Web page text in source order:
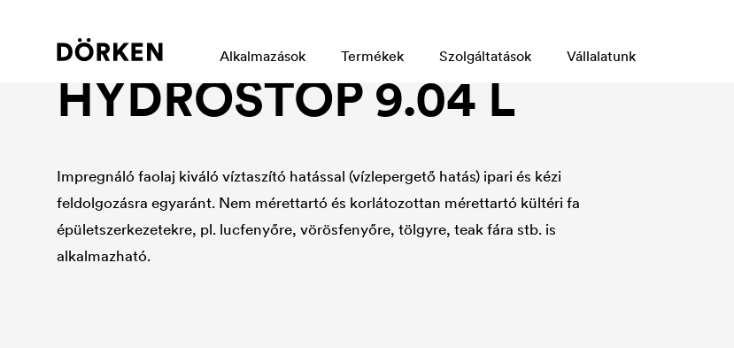
Alkalmazások Termékek Szolgáltatások Vállalatunk
Industrial wood protection
HYDROSTOP 9.04 L
Impregnáló faolaj kiváló víztaszító hatással (vízlepergető hatás) ipari és kézi
feldolgozásra egyaránt. Nem mérettartó és korlátozottan mérettartó kültéri fa
épületszerkezetekre, pl. lucfenyőre, vörösfenyőre, tölgyre, teak fára stb. is
alkalmazható.